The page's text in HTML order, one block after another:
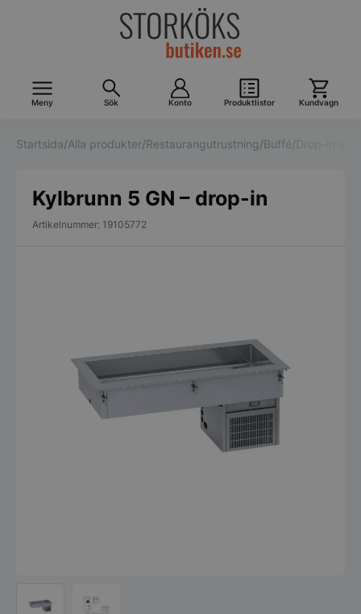
Meny Sök Konto Produktlistor Kundvagn
Startsida/Alla produkter/Restaurangutrustning/Buffé/Drop-in
Kylbrunn 5 GN – drop-in
Artikelnummer: 19105772